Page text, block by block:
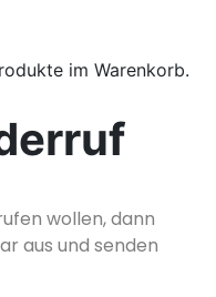
im Warenkorb.
wollen, dann
aus und senden